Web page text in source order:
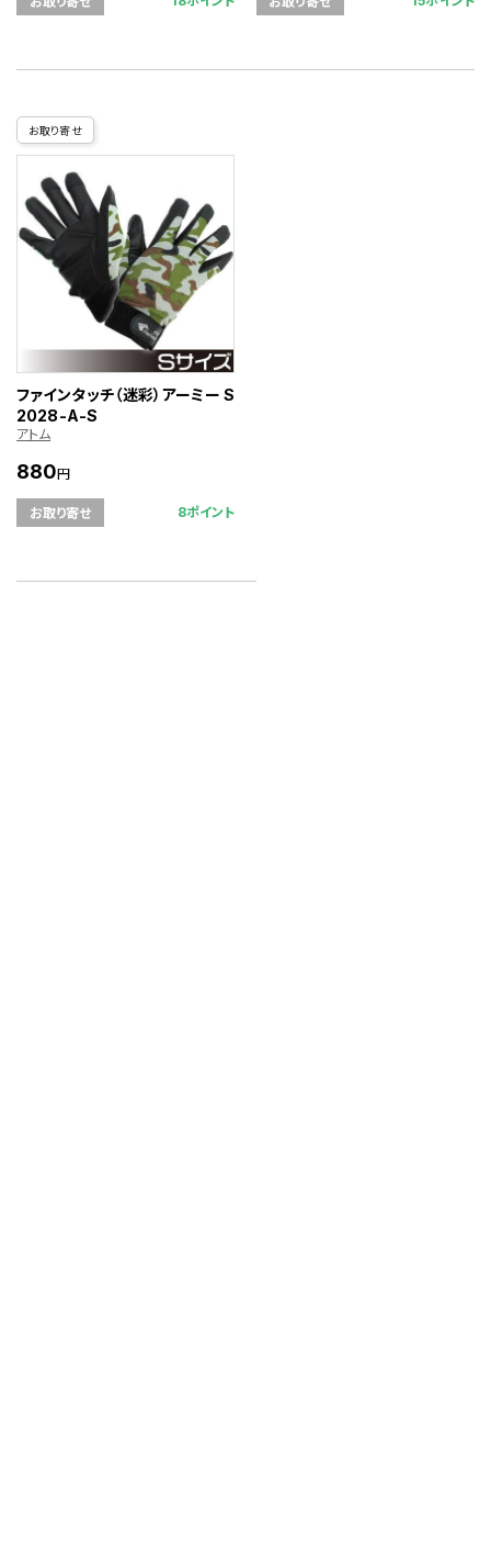
お取り寄せ
ファインタッチ（迷彩）アーミー S
2028-A-S
アトム
880円
お取り寄せ 8ポイント